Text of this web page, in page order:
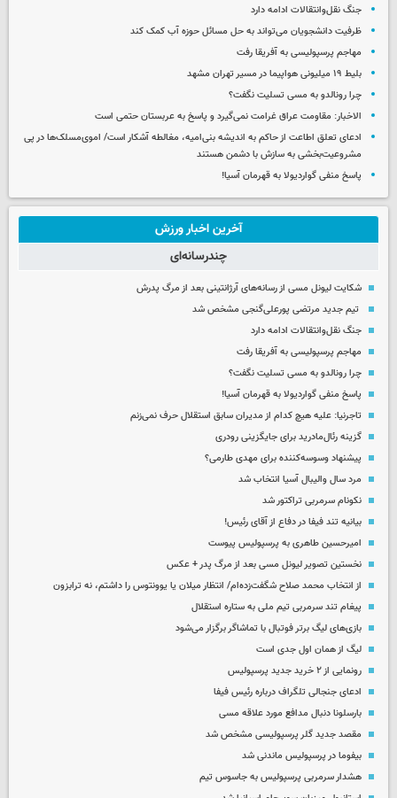
جنگ نقل‌وانتقالات ادامه دارد
ظرفیت دانشجویان می‌تواند به حل مسائل حوزه آب کمک کند
مهاجم پرسپولیسی به آفریقا رفت
بلیط ۱۹ میلیونی هواپیما در مسیر تهران مشهد
چرا رونالدو به مسی تسلیت نگفت؟
الاخبار: مقاومت عراق غرامت نمی‌گیرد و پاسخ به عربستان حتمی است
ادعای تعلق اطاعت از حاکم به اندیشه بنی‌امیه، مغالطه آشکار است/ اموی‌مسلک‌ها در پی
مشروعیت‌بخشی به سازش با دشمن هستند
پاسخ منفی گواردیولا به قهرمان آسیا!
آخرین اخبار ورزش
چندرسانه‌ای
شکایت لیونل مسی از رسانه‌های آرژانتینی بعد از مرگ پدرش
تیم جدید مرتضی پورعلی‌گنجی مشخص شد
جنگ نقل‌وانتقالات ادامه دارد
مهاجم پرسپولیسی به آفریقا رفت
چرا رونالدو به مسی تسلیت نگفت؟
پاسخ منفی گواردیولا به قهرمان آسیا!
تاجرنیا: علیه هیچ کدام از مدیران سابق استقلال حرف نمی‌زنم
گزینه رئال‌مادرید برای جایگزینی رودری
پیشنهاد وسوسه‌کننده برای مهدی طارمی؟
مرد سال والیبال آسیا انتخاب شد
نکونام سرمربی تراکتور شد
بیانیه تند فیفا در دفاع از آقای رئیس!
امیرحسین طاهری به پرسپولیس پیوست
نخستین تصویر لیونل مسی بعد از مرگ پدر + عکس
از انتخاب محمد صلاح شگفت‌زده‌ام/ انتظار میلان یا یوونتوس را داشتم، نه ترابزون
پیغام تند سرمربی تیم ملی به ستاره استقلال
بازی‌های لیگ برتر فوتبال با تماشاگر برگزار می‌شود
لیگ از همان اول جدی است
رونمایی از ۲ خرید جدید پرسپولیس
ادعای جنجالی تلگراف درباره رئیس فیفا
بارسلونا دنبال مدافع مورد علاقه مسی
مقصد جدید گلر پرسپولیسی مشخص شد
بیفوما در پرسپولیس ماندنی شد
هشدار سرمربی پرسپولیس به جاسوس تیم